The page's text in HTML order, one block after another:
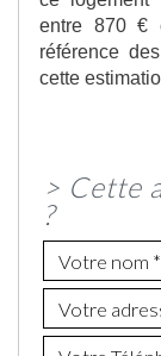
entre 870 €
référence
cette
> Cette
?